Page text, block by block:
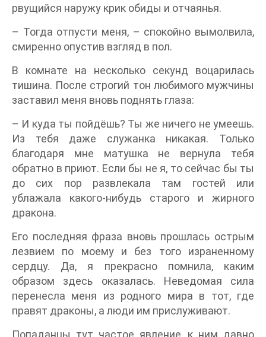
рвущийся наружу крик обиды и отчаянья.
– Тогда отпусти меня, – спокойно вымолвила,
смиренно опустив взгляд в пол.
В комнате на несколько секунд воцарилась
тишина. После строгий тон любимого мужчины
заставил меня вновь поднять глаза:
– И куда ты пойдёшь? Ты же ничего не умеешь.
Из тебя даже служанка никакая. Только
благодаря мне матушка не вернула тебя
обратно в приют. Если бы не я, то сейчас бы ты
до сих пор развлекала там гостей или
ублажала какого-нибудь старого и жирного
дракона.
Его последняя фраза вновь прошлась острым
лезвием по моему и без того израненному
сердцу. Да, я прекрасно помнила, каким
образом здесь оказалась. Неведомая сила
перенесла меня из родного мира в тот, где
правят драконы, а люди им прислуживают.
Попаданцы тут частое явление, к ним давно